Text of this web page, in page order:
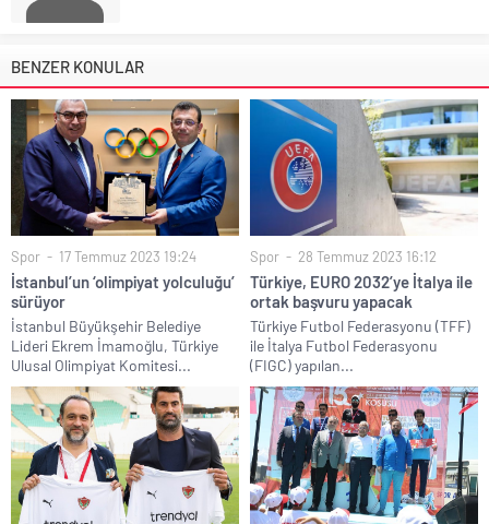
BENZER KONULAR
Spor 17 Temmuz 2023 19:24
İstanbul’un ‘olimpiyat yolculuğu’
sürüyor
İstanbul Büyükşehir Belediye
Lideri Ekrem İmamoğlu, Türkiye
Ulusal Olimpiyat Komitesi...
Spor 28 Temmuz 2023 16:12
Türkiye, EURO 2032’ye İtalya ile
ortak başvuru yapacak
Türkiye Futbol Federasyonu (TFF)
ile İtalya Futbol Federasyonu
(FIGC) yapılan...